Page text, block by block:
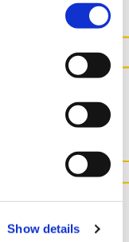
Show details